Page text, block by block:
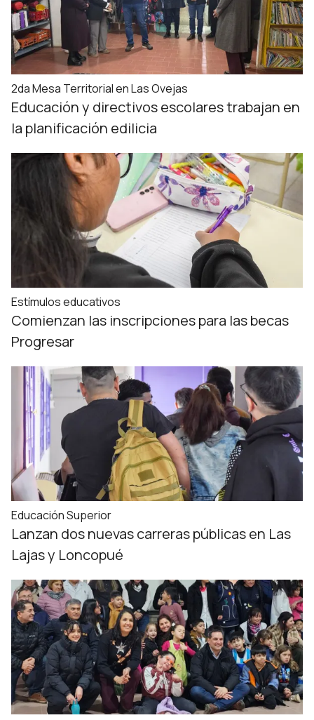
2da Mesa Territorial en Las Ovejas
Educación y directivos escolares trabajan en
la planificación edilicia
Estímulos educativos
Comienzan las inscripciones para las becas
Progresar
Educación Superior
Lanzan dos nuevas carreras públicas en Las
Lajas y Loncopué